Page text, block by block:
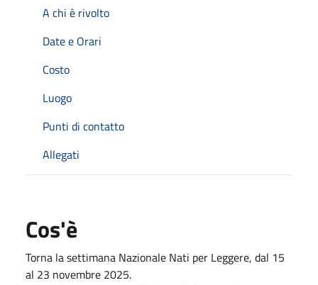
A chi è rivolto
Date e Orari
Costo
Luogo
Punti di contatto
Allegati
Cos'è
Torna la settimana Nazionale Nati per Leggere, dal 15
al 23 novembre 2025.